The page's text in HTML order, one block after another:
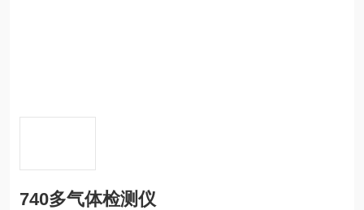
740多气体检测仪